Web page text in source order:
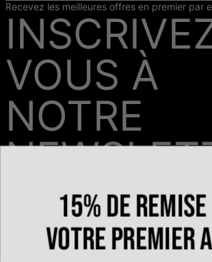
Recevez les meilleures offres en premier par
VOUS À
NOTRE
15% de
votre premier